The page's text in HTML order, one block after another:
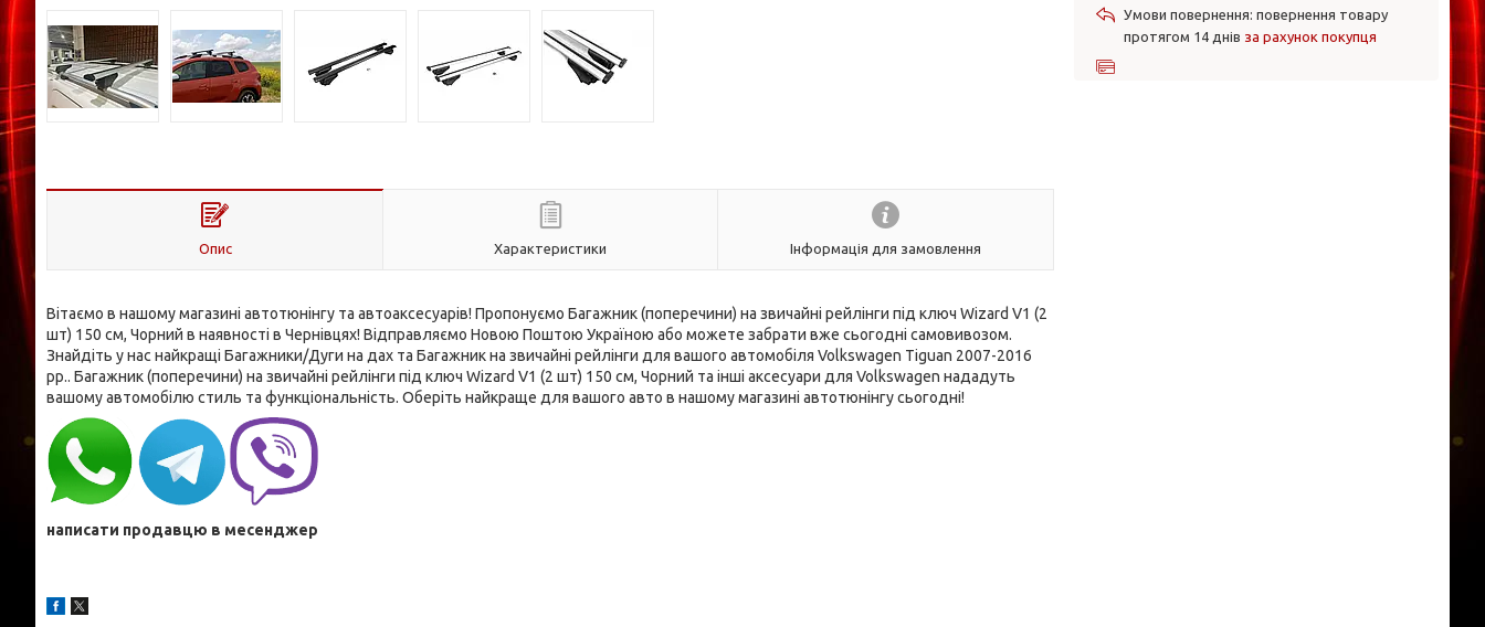
Опис Характеристики Інформація для замовлення
Вітаємо в нашому магазині автотюнінгу та автоаксесуарів! Пропонуємо Багажник (поперечини) на звичайні рейлінги під ключ Wizard V1 (2
шт) 150 см, Чорний в наявності в Чернівцях! Відправляємо Новою Поштою Україною або можете забрати вже сьогодні самовивозом.
Знайдіть у нас найкращі Багажники/Дуги на дах та Багажник на звичайні рейлінги для вашого автомобіля Volkswagen Tiguan 2007-2016
рр.. Багажник (поперечини) на звичайні рейлінги під ключ Wizard V1 (2 шт) 150 см, Чорний та інші аксесуари для Volkswagen нададуть
вашому автомобілю стиль та функціональність. Оберіть найкраще для вашого авто в нашому магазині автотюнінгу сьогодні!
написати продавцю в месенджер
повернення товару
протягом 14 днів за рахунок покупця